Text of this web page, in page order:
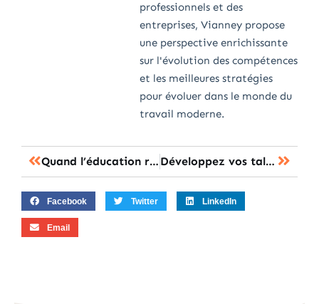
professionnels et des
entreprises, Vianney propose
une perspective enrichissante
sur l'évolution des compétences
et les meilleures stratégies
pour évoluer dans le monde du
travail moderne.
Quand l’éducation rencontre le numérique : une révolution en cours Développez vos talents cachés : astuces inédites pour booster vos compétences de formation
Facebook Twitter LinkedIn
Email